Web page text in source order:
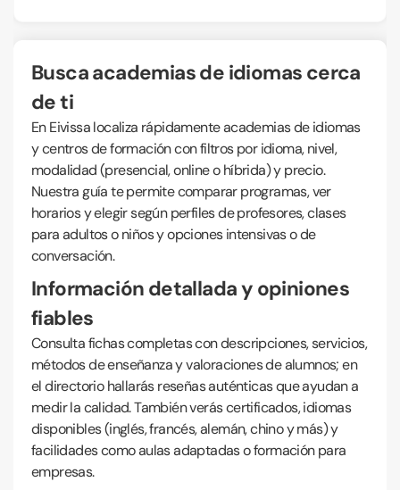
Busca academias de idiomas cerca
de ti
En Eivissa localiza rápidamente academias de idiomas
y centros de formación con filtros por idioma, nivel,
modalidad (presencial, online o híbrida) y precio.
Nuestra guía te permite comparar programas, ver
horarios y elegir según perfiles de profesores, clases
para adultos o niños y opciones intensivas o de
conversación.
Información detallada y opiniones
fiables
Consulta fichas completas con descripciones, servicios,
métodos de enseñanza y valoraciones de alumnos; en
el directorio hallarás reseñas auténticas que ayudan a
medir la calidad. También verás certificados, idiomas
disponibles (inglés, francés, alemán, chino y más) y
facilidades como aulas adaptadas o formación para
empresas.